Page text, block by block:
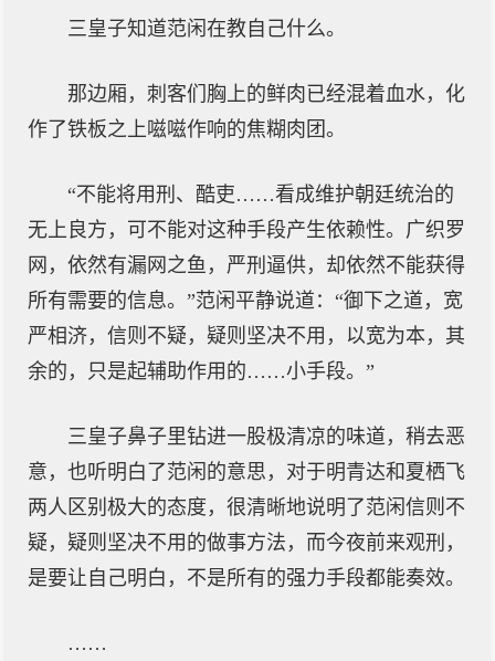
三皇子知道范闲在教自己什么。
那边厢，刺客们胸上的鲜肉已经混着血水，化
作了铁板之上嗞嗞作响的焦糊肉团。
“不能将用刑、酷吏……看成维护朝廷统治的
无上良方，可不能对这种手段产生依赖性。广织罗
网，依然有漏网之鱼，严刑逼供，却依然不能获得
所有需要的信息。”范闲平静说道：“御下之道，宽
严相济，信则不疑，疑则坚决不用，以宽为本，其
余的，只是起辅助作用的……小手段。”
三皇子鼻子里钻进一股极清凉的味道，稍去恶
意，也听明白了范闲的意思，对于明青达和夏栖飞
两人区别极大的态度，很清晰地说明了范闲信则不
疑，疑则坚决不用的做事方法，而今夜前来观刑，
是要让自己明白，不是所有的强力手段都能奏效。
……